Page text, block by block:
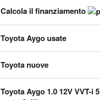
Calcola il finanziamento
Toyota Aygo usate
Toyota nuove
Toyota Aygo 1.0 12V VVT-i 5